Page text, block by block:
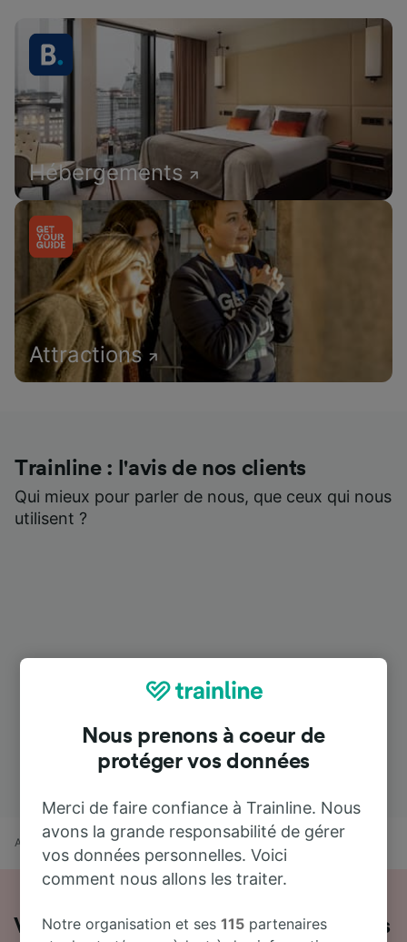
Hébergements
Attractions
Trainline : l'avis de nos clients
Qui mieux pour parler de nous, que ceux qui nous
utilisent ?
Accueil Horaires train St-Cyprien Arènes à Caen
Voyager en train de St-Cyprien Arènes
Nous prenons à coeur de
protéger vos données
Merci de faire confiance à Trainline. Nous
avons la grande responsabilité de gérer
vos données personnelles. Voici
comment nous allons les traiter.
Notre organisation et ses115 partenaires